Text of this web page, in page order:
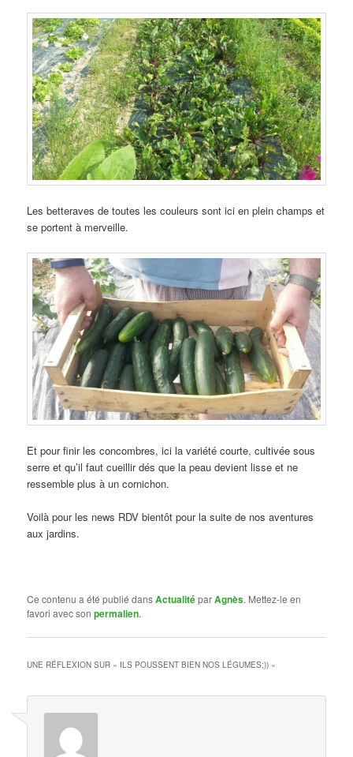
Les betteraves de toutes les couleurs sont ici en plein champs et
se portent à merveille.
Et pour finir les concombres, ici la variété courte, cultivée sous
serre et qu’il faut cueillir dés que la peau devient lisse et ne
ressemble plus à un cornichon.
Voilà pour les news RDV bientôt pour la suite de nos aventures
aux jardins.
Ce contenu a été publié dansActualitéparAgnès. Mettez-le en
favori avec sonpermalien.
UNE RÉFLEXION SUR « ILS POUSSENT BIEN NOS LÉGUMES;)) »